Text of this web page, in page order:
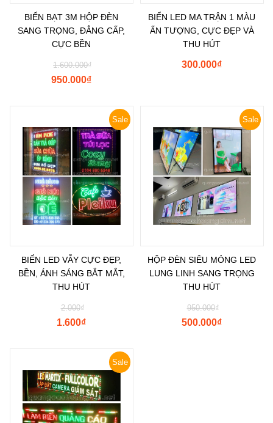
BIỂN BẠT 3M HỘP ĐÈN
SANG TRỌNG, ĐẲNG CẤP,
CỰC BỀN
₫
1.600.000
₫
950.000
BIỂN LED MA TRẬN 1 MÀU
ẤN TƯỢNG, CỰC ĐẸP VÀ
THU HÚT
₫
300.000
Sale
BIỂN LED VẪY CỰC ĐẸP,
BỀN, ÁNH SÁNG BẮT MẮT,
THU HÚT
₫
2.000
₫
1.600
Sale
HỘP ĐÈN SIÊU MỎNG LED
LUNG LINH SANG TRỌNG
THU HÚT
₫
950.000
₫
500.000
Sale